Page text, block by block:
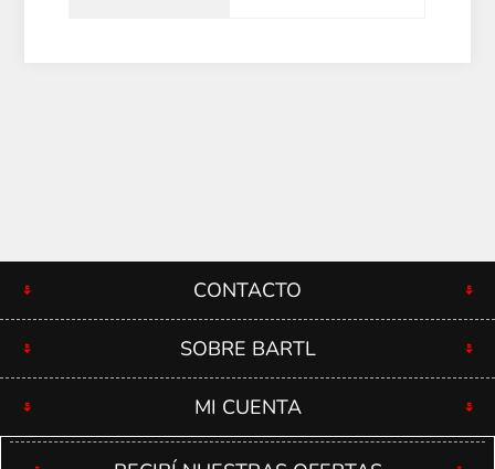
CONTACTO
SOBRE BARTL
MI CUENTA